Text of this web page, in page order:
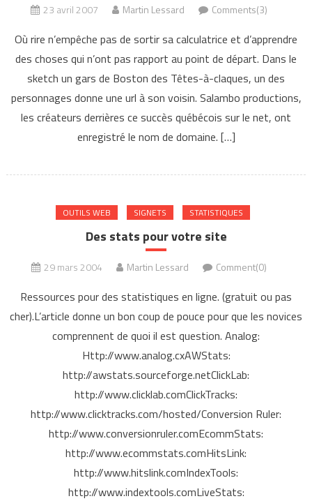
23 avril 2007 Martin Lessard Comments(3)
Où rire n’empêche pas de sortir sa calculatrice et d’apprendre
des choses qui n’ont pas rapport au point de départ. Dans le
sketch un gars de Boston des Têtes-à-claques, un des
personnages donne une url à son voisin. Salambo productions,
les créateurs derrières ce succès québécois sur le net, ont
enregistré le nom de domaine. […]
OUTILS WEB SIGNETS STATISTIQUES
Des stats pour votre site
29 mars 2004 Martin Lessard Comment(0)
Ressources pour des statistiques en ligne. (gratuit ou pas
cher).L’article donne un bon coup de pouce pour que les novices
comprennent de quoi il est question. Analog:
Http://www.analog.cxAWStats:
http://awstats.sourceforge.netClickLab:
http://www.clicklab.comClickTracks:
http://www.clicktracks.com/hosted/Conversion Ruler:
http://www.conversionruler.comEcommStats:
http://www.ecommstats.comHitsLink:
http://www.hitslink.comIndexTools:
http://www.indextools.comLiveStats: